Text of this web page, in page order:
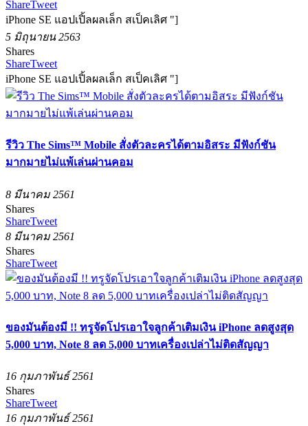
ShareTweet
iPhone SE แอปเปิ้ลผลเล็ก สเป็คเลิศ "]
5 มิถุนายน 2563
Shares
ShareTweet
iPhone SE แอปเปิ้ลผลเล็ก สเป็คเลิศ "]
รีวิว The Sims™ Mobile สั่งตัวละครได้ตามอิสระ มีฟังก์ชัน
มากมายไม่แพ้เล่นผ่านคอม
8 มีนาคม 2561
Shares
ShareTweet
8 มีนาคม 2561
Shares
ShareTweet
ของมันต้องมี !! ทรูจัดโปรเอาใจลูกค้าเติมเงิน iPhone ลดสูงสุด
5,000 บาท, Note 8 ลด 5,000 บาทเครื่องเปล่าไม่ติดสัญญา
16 กุมภาพันธ์ 2561
Shares
ShareTweet
16 กุมภาพันธ์ 2561